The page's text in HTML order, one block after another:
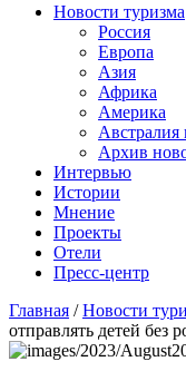
Новости туризма
Россия
Европа
Азия
Африка
Америка
Архив
Интервью
Истории
Мнение
Проекты
Отели
Пресс-центр
Главная /Новости
отправлять детей без